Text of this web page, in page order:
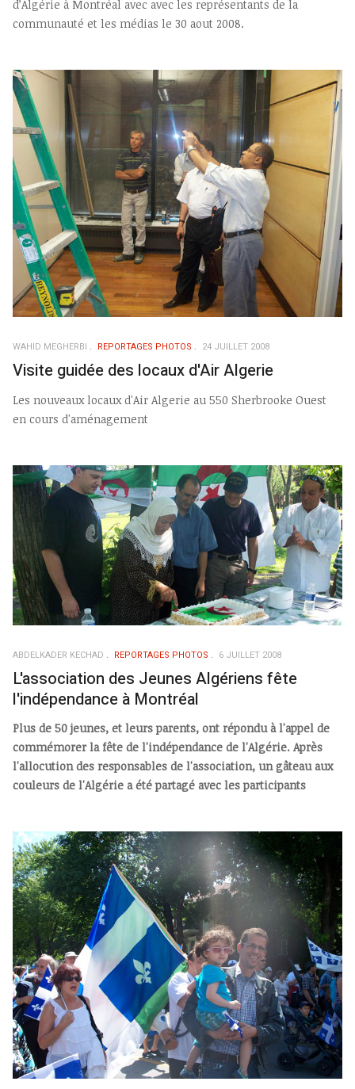
d’Algérie à Montréal avec avec les représentants de la
communauté et les médias le 30 aout 2008.
WAHID MEGHERBI REPORTAGES PHOTOS 24 JUILLET 2008
Visite guidée des locaux d'Air Algerie
Les nouveaux locaux d'Air Algerie au 550 Sherbrooke Ouest
en cours d'aménagement
ABDELKADER KECHAD REPORTAGES PHOTOS 6 JUILLET 2008
L'association des Jeunes Algériens fête
l'indépendance à Montréal
Plus de 50 jeunes, et leurs parents, ont répondu à l'appel de
commémorer la fête de l'indépendance de l'Algérie. Après
l'allocution des responsables de l'association, un gâteau aux
couleurs de l'Algérie a été partagé avec les participants